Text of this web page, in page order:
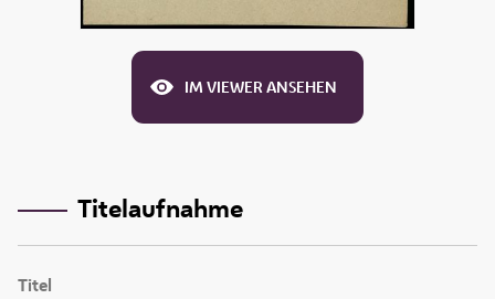
IM VIEWER ANSEHEN
Titelaufnahme
Titel